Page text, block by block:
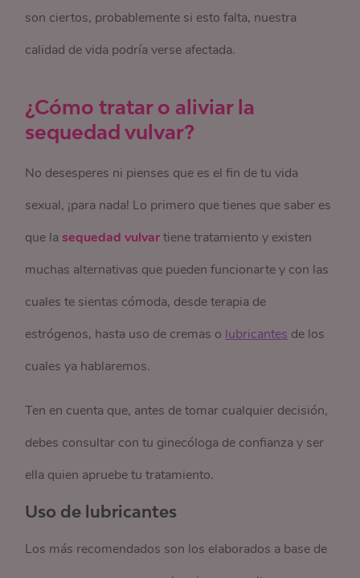
son ciertos, probablemente si esto falta, nuestra
calidad de vida podría verse afectada.
¿Cómo tratar o aliviar la
sequedad vulvar?
No desesperes ni pienses que es el fin de tu vida
sexual, ¡para nada! Lo primero que tienes que saber es
que lasequedad vulvartiene tratamiento y existen
muchas alternativas que pueden funcionarte y con las
cuales te sientas cómoda, desde terapia de
estrógenos, hasta uso de cremas o lubricantes de los
cuales ya hablaremos.
Ten en cuenta que, antes de tomar cualquier decisión,
debes consultar con tu ginecóloga de confianza y ser
ella quien apruebe tu tratamiento.
Uso de lubricantes
Los más recomendados son los elaborados a base de